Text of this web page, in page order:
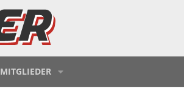
MITGLIEDER